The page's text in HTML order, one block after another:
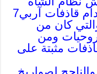
البائد، تعتمد على استخدام قاذفات آربي7
كان من
ومن
مثبتة على
لصواريخ